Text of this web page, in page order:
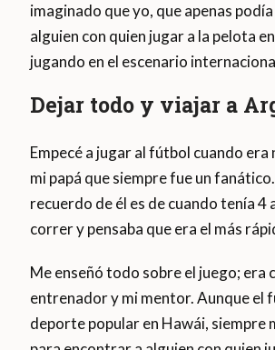
imaginado que yo, que apenas
alguien con quien jugar a la pelota
jugando en el escenario
Dejar todo y viajar a
Empecé a jugar al fútbol ​​cuando era
mi papá que siempre fue un
recuerdo de él es de cuando tenía 4
correr y pensaba que era el más
Me enseñó todo sobre el juego; era
entrenador y mi mentor. Aunque el
deporte popular en Hawái, siempre